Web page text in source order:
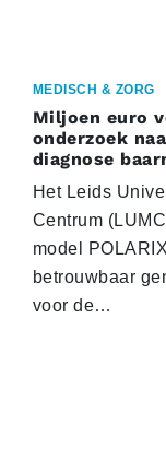
MEDISCH & ZORG
Miljoen euro
onderzoek
diagnose
Het Leids
Centrum
model
betrouwbaar
voor de…